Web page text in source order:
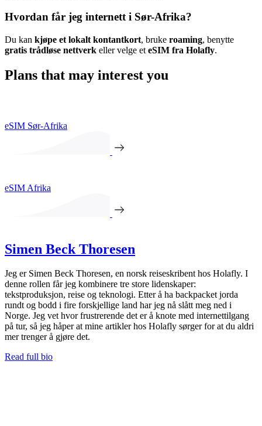
Hvordan får jeg internett i Sør-Afrika?
Du kan kjøpe et lokalt kontantkort, bruke roaming, benytte
gratis trådløse nettverk eller velge et eSIM fra Holafly.
Plans that may interest you
eSIM Sør-Afrika
eSIM Afrika
Simen Beck Thoresen
Jeg er Simen Beck Thoresen, en norsk reiseskribent hos Holafly. I
denne rollen får jeg kombinere tre store lidenskaper:
tekstproduksjon, reise og teknologi. Etter å ha backpacket jorda
rundt og bodd i fire forskjellige land har jeg nå slått meg ned i
Norge. Jeg vet hvor frustrerende det er å knote med internettilgang
på tur, så jeg håper at mine artikler hos Holafly sørger for at du aldri
mer trenger å gjøre det.
Read full bio